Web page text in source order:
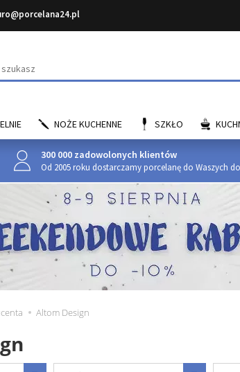
NOŻE KUCHENNE SZKŁO
300 000 zadowolonych klientów
Od 2005 roku dostarczamy porcelanę do Waszych
Altom Design